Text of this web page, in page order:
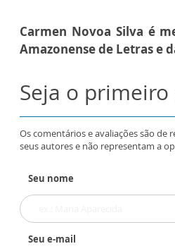
Carmen Novoa Silva é
Amazonense de Letras e
Seja o
Os comentários e avaliações são de
seus autores e não representam a
Seu nome
Seu e-mail